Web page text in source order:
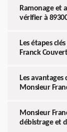
Ramonage et
vérifier à
Les étapes
Franck
Les
Monsieur
Monsieur
débistrage et